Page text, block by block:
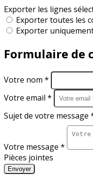
Exporter les lignes
Exporter toutes les
Exporter
Formulaire de
Votre nom *
Votre email *
Sujet de votre message
Votre message *
Pièces jointes
Envoyer